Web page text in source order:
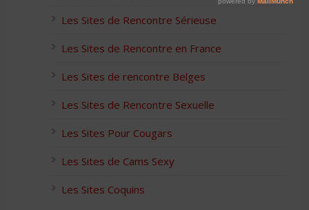
Les Sites de Rencontre Sérieuse
Les Sites de Rencontre en France
Les Sites de rencontre Belges
Les Sites de Rencontre Sexuelle
Les Sites Pour Cougars
Les Sites de Cams Sexy
Les Sites Coquins